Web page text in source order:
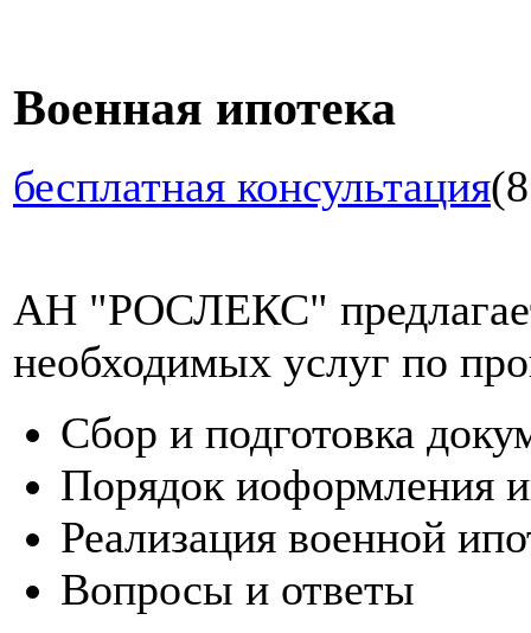
Военная ипотека
бесплатная консультация
АН "РОСЛЕКС"
необходимых услуг по
Сбор и подготовка
Порядок иоформления
Реализация военной
Вопросы и ответы